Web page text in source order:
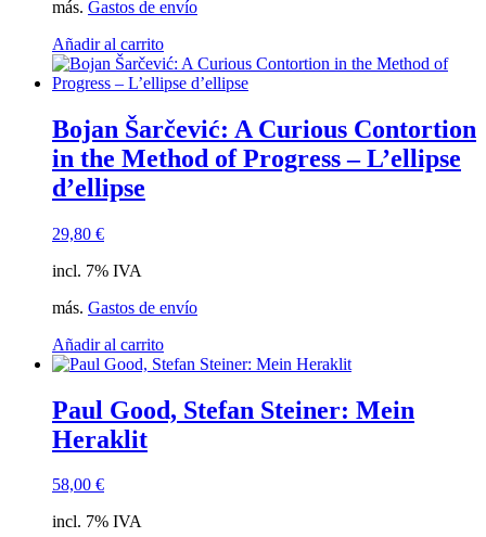
más. Gastos de envío
Añadir al carrito
Bojan Šarčević: A Curious Contortion
in the Method of Progress – L’ellipse
d’ellipse
29,80 €
incl. 7% IVA
más. Gastos de envío
Añadir al carrito
Paul Good, Stefan Steiner: Mein
Heraklit
58,00 €
incl. 7% IVA